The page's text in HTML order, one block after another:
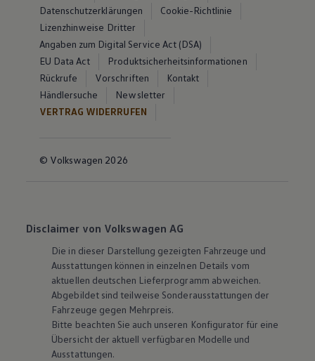
Datenschutzerklärungen
Cookie-Richtlinie
Lizenzhinweise Dritter
Angaben zum Digital Service Act (DSA)
EU Data Act
Produktsicherheitsinformationen
Rückrufe
Vorschriften
Kontakt
Händlersuche
Newsletter
VERTRAG WIDERRUFEN
© Volkswagen 2026
Disclaimer von Volkswagen AG
Die in dieser Darstellung gezeigten Fahrzeuge und
Ausstattungen können in einzelnen Details vom
aktuellen deutschen Lieferprogramm abweichen.
Abgebildet sind teilweise Sonderausstattungen der
Fahrzeuge gegen Mehrpreis.
Bitte beachten Sie auch unseren Konfigurator für eine
Übersicht der aktuell verfügbaren Modelle und
Ausstattungen.